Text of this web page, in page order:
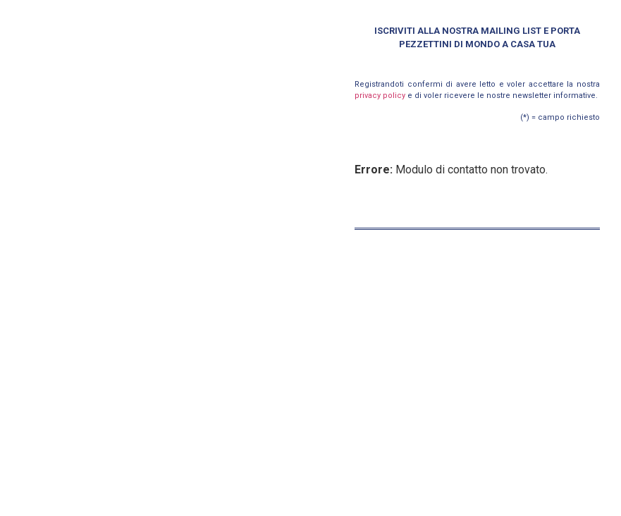
ISCRIVITI ALLA NOSTRA MAILING LIST E PORTA
PEZZETTINI DI MONDO A CASA TUA
Registrandoti confermi di avere letto e voler accettare la nostra
privacy policye di voler ricevere le nostre newsletter informative.
(*) = campo richiesto
Errore:Modulo di contatto non trovato.